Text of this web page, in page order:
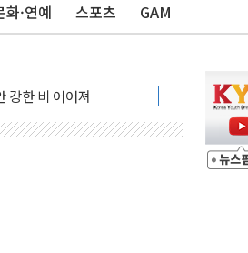
화·연예 스포츠 GAM
여 사망
실종
연대로 목소리 내야"